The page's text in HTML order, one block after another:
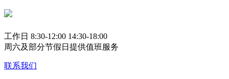
工作日 8:30-12:00 14:30-18:00
周六及部分节假日提供值班服务
联系我们